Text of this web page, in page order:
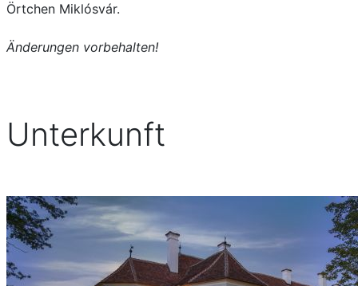
Örtchen Miklósvár.
Änderungen vorbehalten!
Unterkunft